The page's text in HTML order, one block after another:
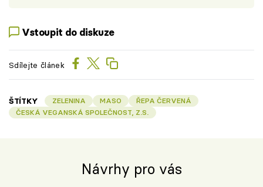
Vstoupit do diskuze
Sdílejte článek
ŠTÍTKY ZELENINA MASO
ŘEPA ČERVENÁ
ČESKÁ VEGANSKÁ SPOLEČNOST, Z.S.
Návrhy pro vás